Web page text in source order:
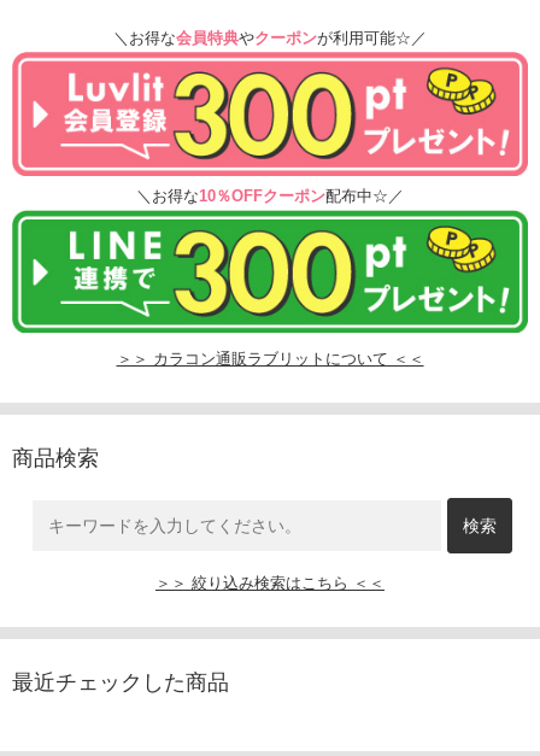
＼お得な会員特典やクーポンが利用可能☆／
＼お得な10％OFFクーポン配布中☆／
＞＞ カラコン通販ラブリットについて ＜＜
商品検索
＞＞ 絞り込み検索はこちら ＜＜
最近チェックした商品